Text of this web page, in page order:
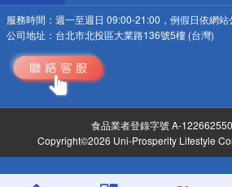
服務時間： 週一至週日 09:00-21:00，例假日依網站
公司地址： 台北市北投區大業路136號5樓 (台灣)
食品業者登錄字號 A-
Copyright©2026 Uni-Prosperity Lifestyle